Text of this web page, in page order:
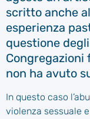
scritto anche
esperienza
questione
Congregazioni
non ha avuto
In questo caso
violenza sessuale